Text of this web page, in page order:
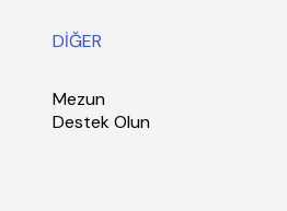
DİĞER
Mezun
Destek Olun